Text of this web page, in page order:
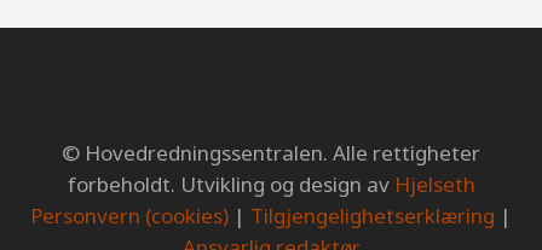
© Hovedredningssentralen. Alle rettigheter
forbeholdt. Utvikling og design av Hjelseth
Personvern (cookies) | Tilgjengelighetserklæring |